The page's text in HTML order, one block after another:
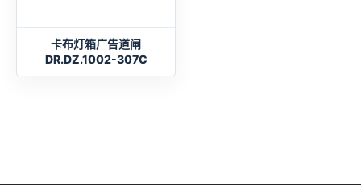
卡布灯箱广告道闸
DR.DZ.1002-307C